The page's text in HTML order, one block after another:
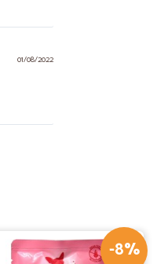
01/08/2022
27/07/2021 -8%